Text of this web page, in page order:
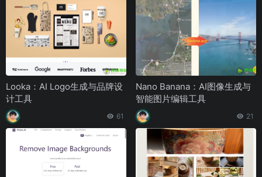
Looka：AI Logo生成与品牌设
计工具
61
Nano Banana：AI图像生成与
智能图片编辑工具
21